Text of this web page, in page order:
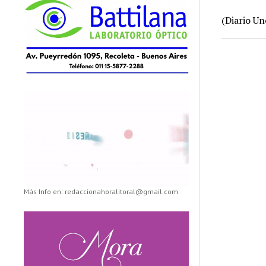
Más Info en: redaccionahoralitoral@gmail.com
(Diario